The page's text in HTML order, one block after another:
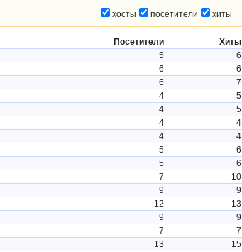
хосты посетители хиты
Посетители
Хиты
5
6
6
6
6
7
4
5
4
5
4
4
4
4
5
6
5
6
7
10
9
9
12
13
9
9
7
7
13
15